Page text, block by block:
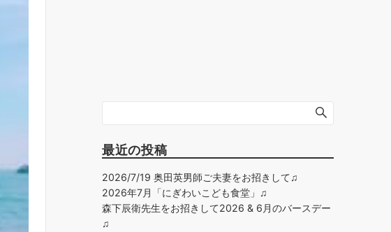
最近の投稿
2026/7/19 奥田英男師ご夫妻をお招きして♫
2026年7月「にぎわいこども食堂」♫
森下辰衛先生をお招きして2026 & 6月のバースデー
♫